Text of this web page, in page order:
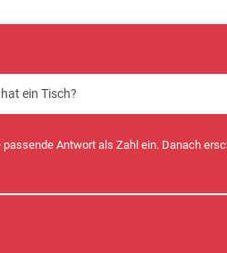
passende Antwort als Zahl ein. Danach